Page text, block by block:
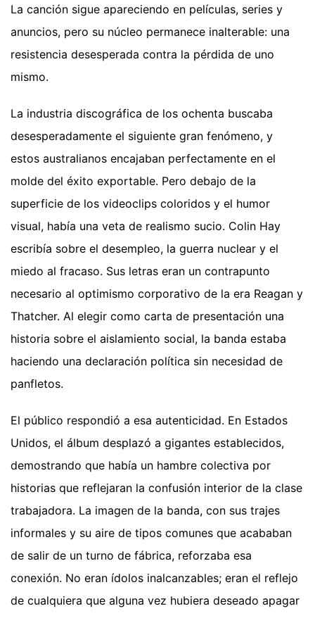
La canción sigue apareciendo en películas, series y
anuncios, pero su núcleo permanece inalterable: una
resistencia desesperada contra la pérdida de uno
mismo.
La industria discográfica de los ochenta buscaba
desesperadamente el siguiente gran fenómeno, y
estos australianos encajaban perfectamente en el
molde del éxito exportable. Pero debajo de la
superficie de los videoclips coloridos y el humor
visual, había una veta de realismo sucio. Colin Hay
escribía sobre el desempleo, la guerra nuclear y el
miedo al fracaso. Sus letras eran un contrapunto
necesario al optimismo corporativo de la era Reagan y
Thatcher. Al elegir como carta de presentación una
historia sobre el aislamiento social, la banda estaba
haciendo una declaración política sin necesidad de
panfletos.
El público respondió a esa autenticidad. En Estados
Unidos, el álbum desplazó a gigantes establecidos,
demostrando que había un hambre colectiva por
historias que reflejaran la confusión interior de la clase
trabajadora. La imagen de la banda, con sus trajes
informales y su aire de tipos comunes que acababan
de salir de un turno de fábrica, reforzaba esa
conexión. No eran ídolos inalcanzables; eran el reflejo
de cualquiera que alguna vez hubiera deseado apagar